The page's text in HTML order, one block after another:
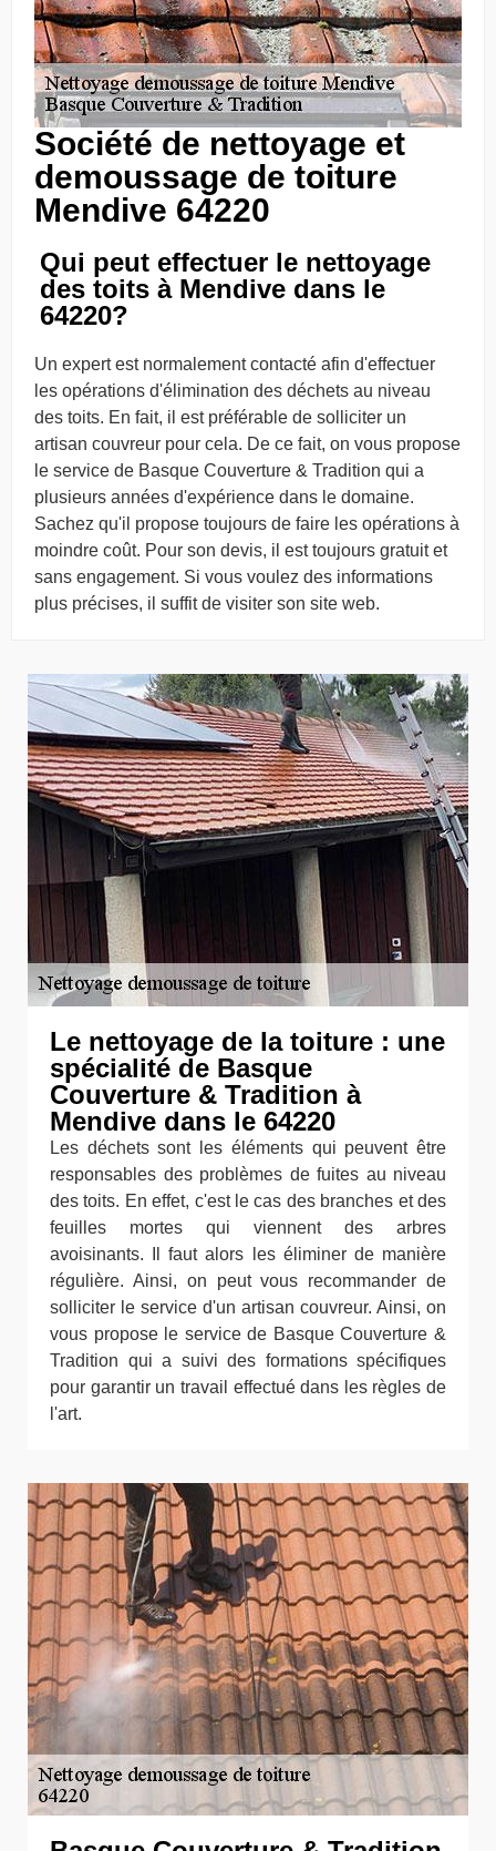
Société de nettoyage et
demoussage de toiture
Mendive 64220
Qui peut effectuer le nettoyage
des toits à Mendive dans le
64220?
Un expert est normalement contacté afin d'effectuer
les opérations d'élimination des déchets au niveau
des toits. En fait, il est préférable de solliciter un
artisan couvreur pour cela. De ce fait, on vous propose
le service de Basque Couverture & Tradition qui a
plusieurs années d'expérience dans le domaine.
Sachez qu'il propose toujours de faire les opérations à
moindre coût. Pour son devis, il est toujours gratuit et
sans engagement. Si vous voulez des informations
plus précises, il suffit de visiter son site web.
Le nettoyage de la toiture : une
spécialité de Basque
Couverture & Tradition à
Mendive dans le 64220
Les déchets sont les éléments qui peuvent être
responsables des problèmes de fuites au niveau
des toits. En effet, c'est le cas des branches et des
feuilles mortes qui viennent des arbres
avoisinants. Il faut alors les éliminer de manière
régulière. Ainsi, on peut vous recommander de
solliciter le service d'un artisan couvreur. Ainsi, on
vous propose le service de Basque Couverture &
Tradition qui a suivi des formations spécifiques
pour garantir un travail effectué dans les règles de
l'art.